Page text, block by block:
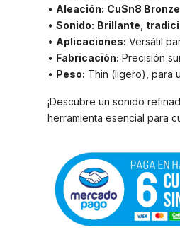
• Aleación: CuSn8 Bronze
• Sonido: Brillante
• Aplicaciones: Versátil
• Fabricación: Precisión
• Peso: Thin (ligero), para
¡Descubre un sonido
herramienta esencial para